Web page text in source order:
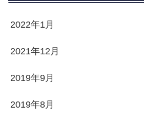
2022年1月
2021年12月
2019年9月
2019年8月